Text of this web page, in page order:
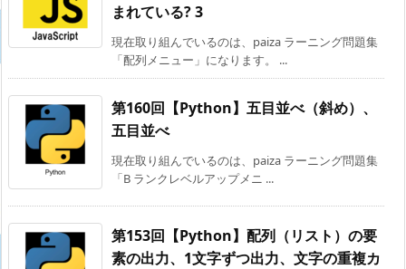
まれている? 3
現在取り組んでいるのは、paiza ラーニング問題集
「配列メニュー」になります。 ...
第160回【Python】五目並べ（斜め）、
五目並べ
現在取り組んでいるのは、paiza ラーニング問題集
「B ランクレベルアップメニ ...
第153回【Python】配列（リスト）の要
素の出力、1文字ずつ出力、文字の重複カ